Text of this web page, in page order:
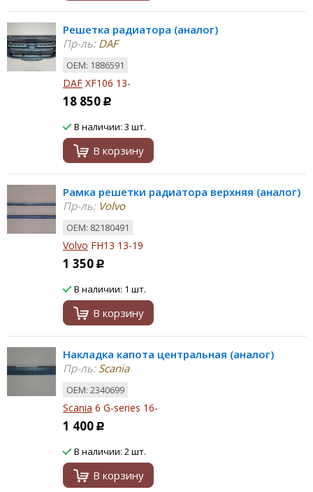
Решетка радиатора (аналог)
Пр-ль:DAF
ОЕМ: 1886591
DAF XF106 13-
18 850 Р
В наличии: 3 шт.
В корзину
Рамка решетки радиатора верхняя (аналог)
Пр-ль:Volvo
ОЕМ: 82180491
Volvo FH13 13-19
1 350 Р
В наличии: 1 шт.
В корзину
Накладка капота центральная (аналог)
Пр-ль:Scania
ОЕМ: 2340699
Scania 6 G-series 16-
1 400 Р
В наличии: 2 шт.
В корзину